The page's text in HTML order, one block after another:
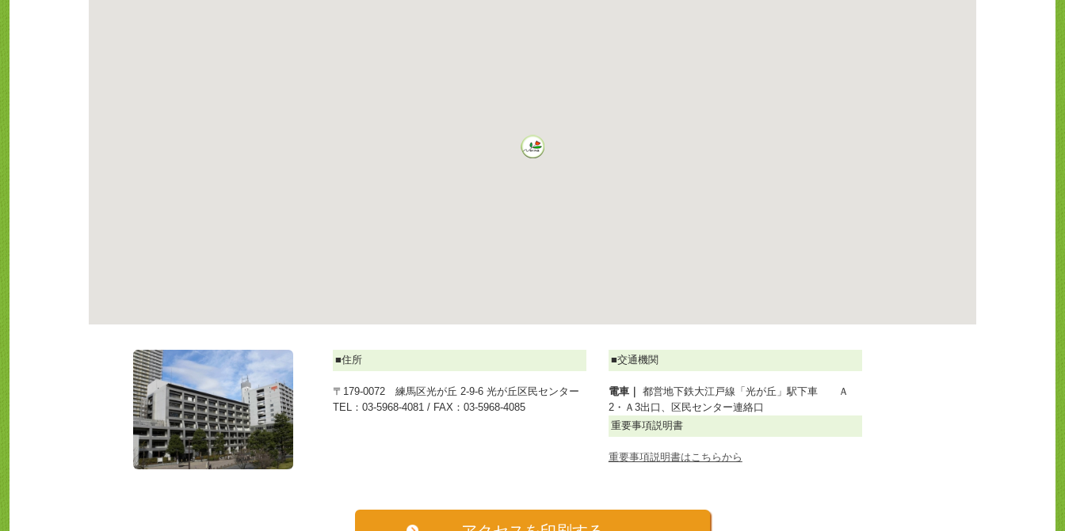
■住所
〒179-0072 練馬区光が丘 2-9-6 光が丘区民センター
TEL： 03-5968-4081 / FAX：03-5968-4085
■交通機関
電車｜
都営地下鉄大江戸線「光が丘」駅下車 Ａ
2・Ａ3出口、区民センター連絡口
重要事項説明書
重要事項説明書はこちらから